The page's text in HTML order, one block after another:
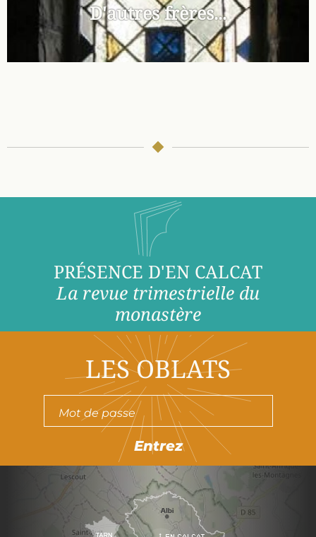
D'autres frères...
PRÉSENCE D'EN CALCAT
La revue trimestrielle du
monastère
LES OBLATS
Entrez